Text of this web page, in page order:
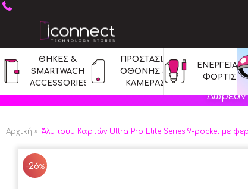
ΘΗΚΕΣ &
SMARTWACH
ACCESSORIES
ΠΡΟΣΤΑΣΙΑ
ΟΘΟΝΗΣ &
ΚΑΜΕΡΑΣ
ΕΝΕΡΓΕΙΑ &
ΦΟΡΤΙΣΗ
Δωρεάν
Αρχική Άλμπουμ Καρτών Ultra Pro Elite Series 9-pocket με
-26%